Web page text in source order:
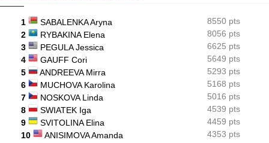
1 SABALENKA Aryna
8550 pts
2
RYBAKINA Elena
8056 pts
3
PEGULA Jessica
6625 pts
4
GAUFF Cori
5649 pts
5
ANDREEVA Mirra
5293 pts
6
MUCHOVA Karolina
5168 pts
7
NOSKOVA Linda
5016 pts
8
SWIATEK Iga
4539 pts
9
SVITOLINA Elina
4459 pts
10
ANISIMOVA Amanda 4353 pts